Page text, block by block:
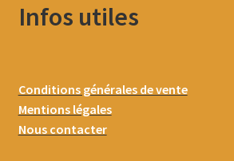
Infos utiles
Conditions générales de vente
Mentions légales
Nous contacter